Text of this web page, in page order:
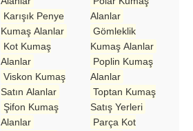
Karışık Penye
Kumaş Alanlar
Kot Kumaş
Alanlar
Viskon Kumaş
Satın Alanlar
Şifon Kumaş
Alanlar
Alanlar
Gömleklik
Kumaş Alanlar
Poplin Kumaş
Alanlar
Toptan Kumaş
Satış Yerleri
Parça Kot